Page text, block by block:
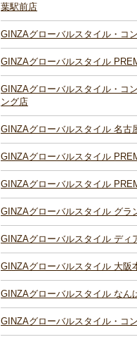
葉駅前店
GINZAグローバルスタイル・コ
GINZAグローバルスタイル
GINZAグローバルスタイル・コ
ング店
GINZAグローバルスタイル 名古
GINZAグローバルスタイル
GINZAグローバルスタイル
GINZAグローバルスタイル グラ
GINZAグローバルスタイル ディ
GINZAグローバルスタイル 大阪
GINZAグローバルスタイル なん
GINZAグローバルスタイル・コ